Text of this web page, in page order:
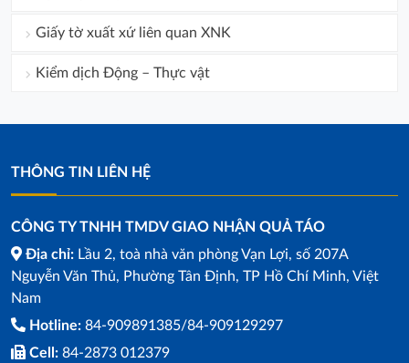
Giấy tờ xuất xứ liên quan XNK
Kiểm dịch Động – Thực vật
THÔNG TIN LIÊN HỆ
CÔNG TY TNHH TMDV GIAO NHẬN QUẢ TÁO
Địa chỉ: Lầu 2, toà nhà văn phòng Vạn Lợi, số 207A
Nguyễn Văn Thủ, Phường Tân Định, TP Hồ Chí Minh, Việt
Nam
Hotline: 84-909891385/84-909129297
Cell: 84-2873 012379